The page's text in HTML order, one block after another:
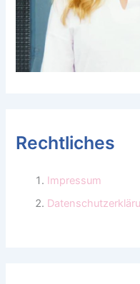
Rechtliches
Impressum